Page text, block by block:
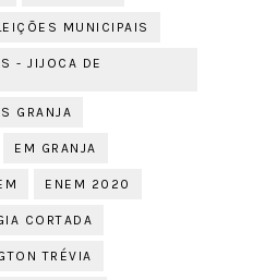
MUNICIPAIS
- JIJOCA DE
GRANJA
EM GRANJA
ENEM 2020
CORTADA
TRÉVIA